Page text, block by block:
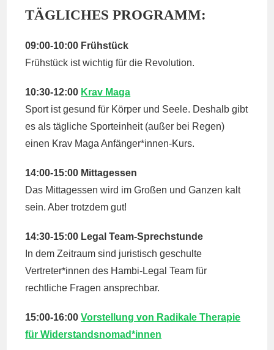
TÄGLICHES PROGRAMM:
09:00-10:00 Frühstück
Frühstück ist wichtig für die Revolution.
10:30-12:00 Krav Maga
Sport ist gesund für Körper und Seele. Deshalb gibt
es als tägliche Sporteinheit (außer bei Regen)
einen Krav Maga Anfänger*innen-Kurs.
14:00-15:00 Mittagessen
Das Mittagessen wird im Großen und Ganzen kalt
sein. Aber trotzdem gut!
14:30-15:00 Legal Team-Sprechstunde
In dem Zeitraum sind juristisch geschulte
Vertreter*innen des Hambi-Legal Team für
rechtliche Fragen ansprechbar.
15:00-16:00Vorstellung von Radikale Therapie
für Widerstandsnomad*innen